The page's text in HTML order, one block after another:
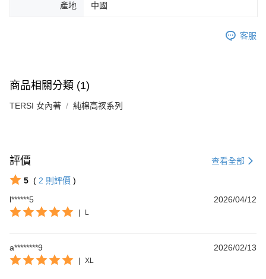
產地 中國
客服
商品相關分類 (1)
TERSI 女內著 純棉高衩系列
評價 查看全部
5 ( 2 則評價 )
l******5
2026/04/12
L
a********9 2026/02/13
XL